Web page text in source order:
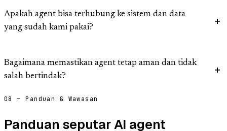
Apakah agent bisa terhubung ke sistem dan data
yang sudah kami pakai?
Bagaimana memastikan agent tetap aman dan tidak
salah bertindak?
08 — Panduan & Wawasan
Panduan seputar AI agent